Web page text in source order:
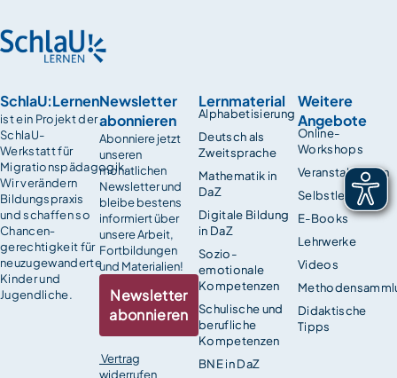
SchlaU:Lernen
ist ein Projekt der
SchlaU-
Werkstatt für
Migrationspädagogik.
Wir verändern
Bildungspraxis
und schaffen so
Chancen­
gerechtigkeit für
neuzugewanderte
Kinder und
Jugendliche.
Lernmaterial
Alphabetisierung
Deutsch als
Zweitsprache
Mathematik in
DaZ
Digitale Bildung
in DaZ
Sozio-
emotionale
Kompetenzen
Schulische und
berufliche
Kompetenzen
BNE in DaZ
Weitere
Angebote
Online-
Workshops
Veranstaltungen
Selbstlernkurse
E-Books
Lehrwerke
Videos
Didaktische
Tipps
Newsletter
abonnieren
Abonniere jetzt
unseren
monatlichen
Newsletter und
bleibe bestens
informiert über
unsere Arbeit,
Fortbildungen
und Materialien!
Newsletter
abonnieren
Vertrag
widerrufen